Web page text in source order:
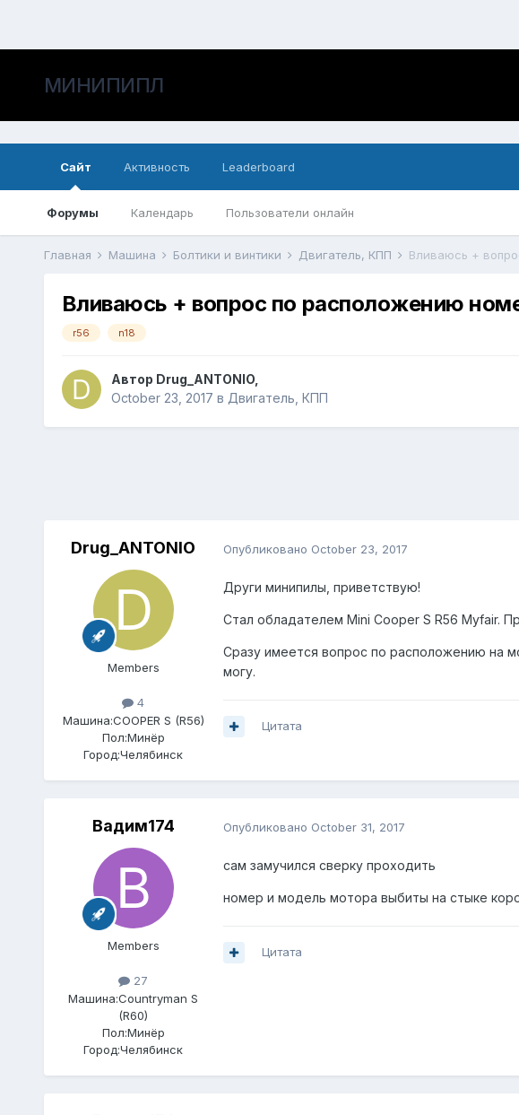
МИНИПИПЛ
Сайт
Форумы Календарь Пользователи онлайн
Активность Leaderboard
Главная Машина Болтики и винтики Двигатель, КПП Вливаюсь +
Вливаюсь + вопрос по расположению
r56 n18
Автор Drug_ANTONIO,
October 23, 2017 в Двигатель, КПП
Drug_ANTONIO
Members
4
Машина:COOPER S (R56)
Пол:Минёр
Город:Челябинск
Опубликовано October 23, 2017
Други минипилы, приветствую!
Стал обладателем Mini Cooper S R56 Myfair.
Сразу имеется вопрос по расположению на
могу.
Цитата
Вадим174
Members
27
Машина:Countryman S
(R60)
Пол:Минёр
Город:Челябинск
Опубликовано October 31, 2017
сам замучился сверку проходить
номер и модель мотора выбиты на стыке
Цитата